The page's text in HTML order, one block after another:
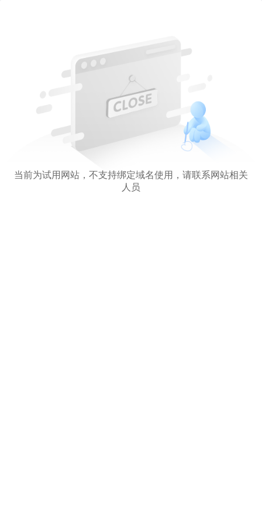
当前为试用网站，不支持绑定域名使用，请联系网站相关
人员